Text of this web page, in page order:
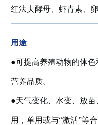
红法夫酵母、虾青素、
用途
●可提高养殖动物的体
营养品质。
●天气变化、水变、放
用，单用或与“激活”等